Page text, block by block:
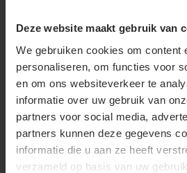
Deze website maakt gebruik van
We gebruiken cookies om content
personaliseren, om functies voor
en om ons websiteverkeer te
informatie over uw gebruik van
partners voor social media,
partners kunnen deze gegevens
informatie die u aan ze heeft
verzameld op basis van uw
+31(0)418 511 972
info@joboworkwear.nl
Schrijf je in voor
nieuws &